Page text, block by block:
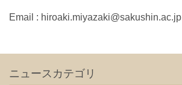
Email : hiroaki.miyazaki@sakushin.ac.jp
ニュースカテゴリ